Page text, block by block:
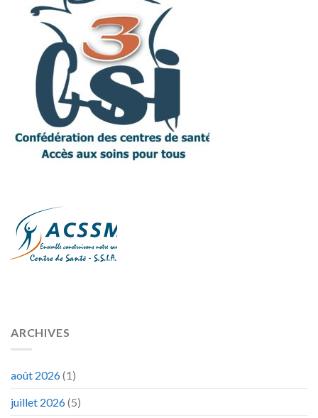
ARCHIVES
août 2026(1)
juillet 2026(5)